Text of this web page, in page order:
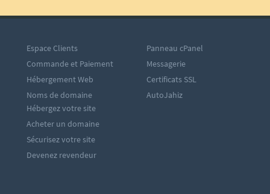
Espace Clients
Commande et Paiement
Hébergement Web
Noms de domaine
Panneau cPanel
Messagerie
Certificats SSL
AutoJahiz
Hébergez votre site
Acheter un domaine
Sécurisez votre site
Devenez revendeur